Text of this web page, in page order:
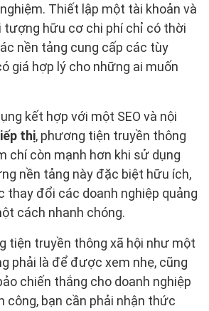
Thiết lập một tài khoản và
tượng hữu cơ chi phí chỉ có thời
nền tảng cung cấp các tùy
giá hợp lý cho những ai muốn
kết hợp với một SEO và nội
thị, phương tiện truyền thông
chí còn mạnh hơn khi sử dụng
nền tảng này đặc biệt hữu ích,
thay đổi các doanh nghiệp quảng
cách nhanh chóng.
tiện truyền thông xã hội như một
phải là để được xem nhẹ, cũng
chiến thắng cho doanh nghiệp
công, bạn cần phải nhận thức